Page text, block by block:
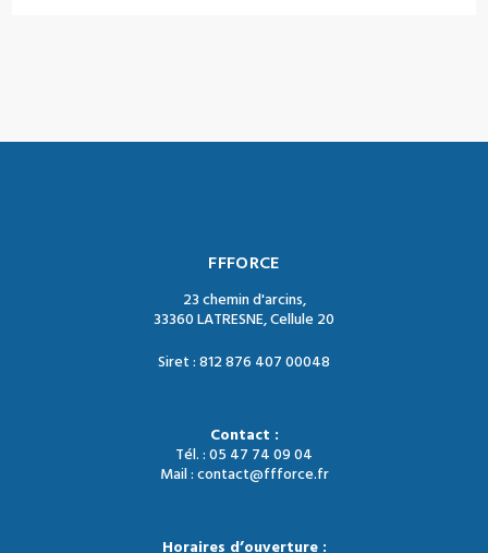
FFFORCE
23 chemin d'arcins,
33360 LATRESNE, Cellule 20
Siret : 812 876 407 00048
Contact :
Tél. : 05 47 74 09 04
Mail : contact@ffforce.fr
Horaires d’ouverture :